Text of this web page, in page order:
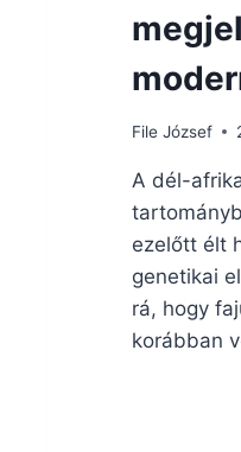
File József
A dél-
ezelőtt élt
genetikai
rá, hogy
korábban